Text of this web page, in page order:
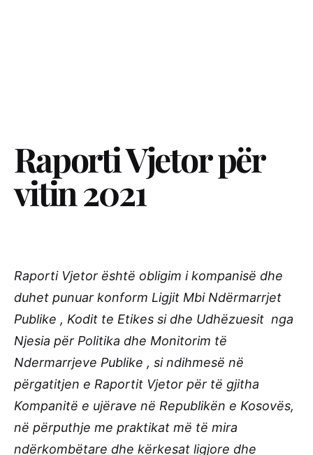
Raporti Vjetor për
vitin 2021
Raporti Vjetor është obligim i kompanisë dhe
duhet punuar konform Ligjit Mbi Ndërmarrjet
Publike , Kodit te Etikes si dhe Udhëzuesit nga
Njesia për Politika dhe Monitorim të
Ndermarrjeve Publike , si ndihmesë në
përgatitjen e Raportit Vjetor për të gjitha
Kompanitë e ujërave në Republikën e Kosovës,
në përputhje me praktikat më të mira
ndërkombëtare dhe kërkesat ligjore dhe